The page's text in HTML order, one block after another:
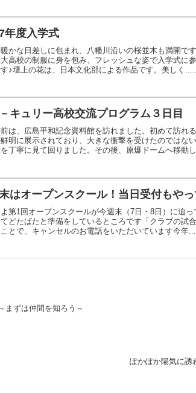
年度入学式
かな日差しに包まれ、八幡川沿いの桜並木も満開で
高校の制服に身を包み、フレッシュな姿で入学式に
♪壇上の花は、日本文化部による作品です。美しく.....
キュリー高校交流プログラム３日目
は、広島平和記念資料館を訪れました。初めて訪れ
明に展示されており、大きな衝撃を受けたのではな
丁寧に見て回りました。その後、原爆ドームへ移動
はオープンスクール！当日受付もやっ
第1回オープンスクールが今週末（7日・8日）に迫
どたばたと準備をしているところです「クラブの試
とで、キャンセルのお電話をいただいています今年.....
まずは仲間を知ろう～
ぽかぽか陽気に誘